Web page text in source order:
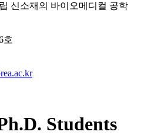
신소재의 바이오메디컬 공학
호
Students